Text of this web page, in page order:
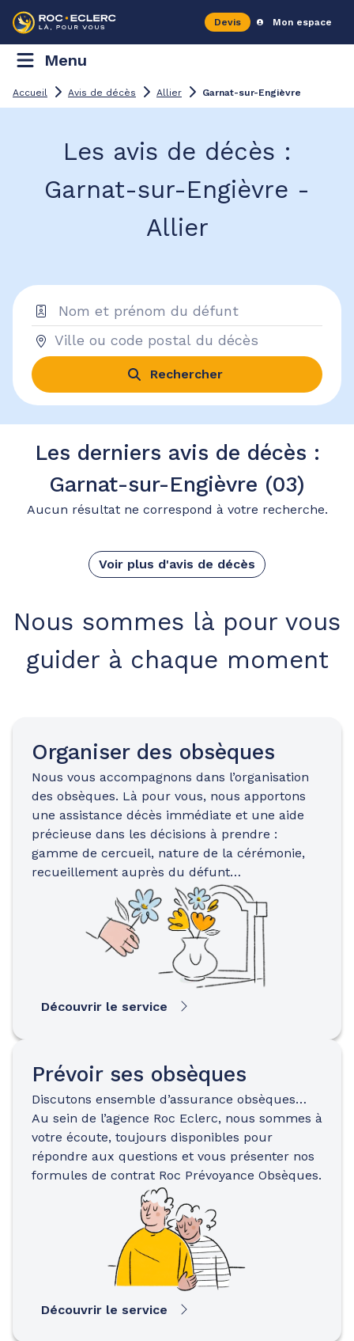
Devis Mon espace
Menu
Accueil Avis de décès Allier Garnat-sur-Engièvre
Les avis de décès :
Garnat-sur-Engièvre -
Allier
Rechercher
Les derniers avis de décès :
Garnat-sur-Engièvre (03)
Aucun résultat ne correspond à votre recherche.
Voir plus d'avis de décès
Nous sommes là pour vous
guider à chaque moment
Organiser des obsèques
Nous vous accompagnons dans l’organisation
des obsèques. Là pour vous, nous apportons
une assistance décès immédiate et une aide
précieuse dans les décisions à prendre :
gamme de cercueil, nature de la cérémonie,
recueillement auprès du défunt…
Découvrir le service
Prévoir ses obsèques
Discutons ensemble d’assurance obsèques…
Au sein de l’agence Roc Eclerc, nous sommes à
votre écoute, toujours disponibles pour
répondre aux questions et vous présenter nos
formules de contrat Roc Prévoyance Obsèques.
Découvrir le service